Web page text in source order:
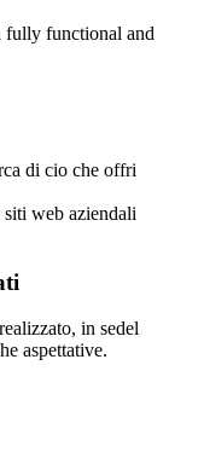
fully functional and
di cio che offri
in sedel
aspettative.